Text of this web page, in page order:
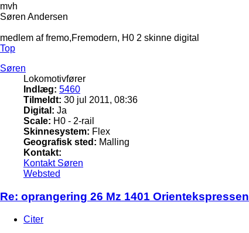
mvh
Søren Andersen
medlem af fremo,Fremodern, H0 2 skinne digital
Top
Søren
Lokomotivfører
Indlæg: 5460
Tilmeldt: 30 jul 2011, 08:36
Digital: Ja
Scale: H0 - 2-rail
Skinnesystem: Flex
Geografisk sted: Malling
Kontakt:
Kontakt Søren
Websted
Re: oprangering 26 Mz 1401 Orientekspressen
Citer